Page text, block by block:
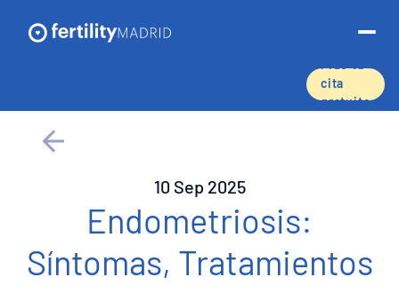
Técnicas de reproducción asistida
Preservación de la fertilidad
cita
gratuita
10 Sep 2025
Endometriosis:
Síntomas, Tratamientos